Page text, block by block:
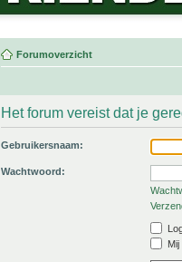
Forumoverzicht
Het forum vereist dat je
Gebruikersnaam:
Wachtwoord: